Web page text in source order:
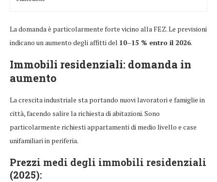
La domanda è particolarmente forte vicino alla FEZ. Le previsioni
indicano un aumento degli affitti del 10–15 % entro il 2026.
Immobili residenziali: domanda in
aumento
La crescita industriale sta portando nuovi lavoratori e famiglie in
città, facendo salire la richiesta di abitazioni. Sono
particolarmente richiesti appartamenti di medio livello e case
unifamiliari in periferia.
Prezzi medi degli immobili residenziali
(2025):